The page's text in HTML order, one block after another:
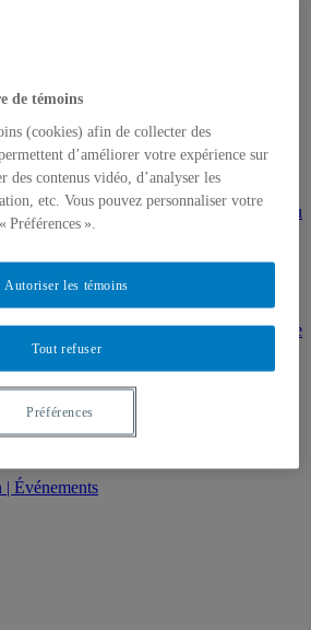
– Épistémologie des études
– Culture et tourisme
– La patrimonialisation
– Dimensions sociales et culturelles du
urbains
– Patrimoine et développement local
– Gestion et valorisation du patrimoine
d’exploration en études urbaines –
et représentations
en milieu urbain
Patrimonialisation et représentations
Événements
de témoins
(cookies) afin de collecter des
d’améliorer votre expérience sur
des contenus vidéo, d’analyser les
etc. Vous pouvez personnaliser votre
».
Tout refuser
Autoriser les témoins
Préférences